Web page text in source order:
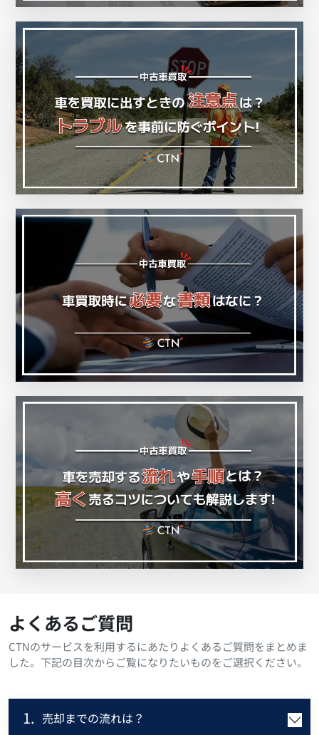
よくあるご質問
CTNのサービスを利用するにあたりよくあるご質問をまとめま
した。下記の目次からご覧になりたいものをご選択ください。
1. 売却までの流れは？